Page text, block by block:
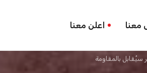
معنا اعلن معنا